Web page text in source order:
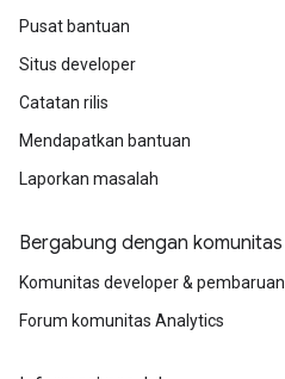
Pusat bantuan
Situs developer
Catatan rilis
Mendapatkan bantuan
Laporkan masalah
Bergabung dengan komunitas
Komunitas developer & pembaruan
Forum komunitas Analytics